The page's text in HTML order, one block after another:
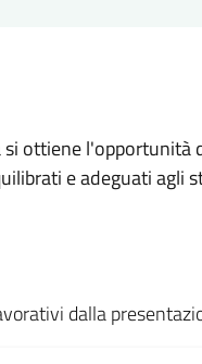
ottiene l'opportunità
e adeguati agli
dalla